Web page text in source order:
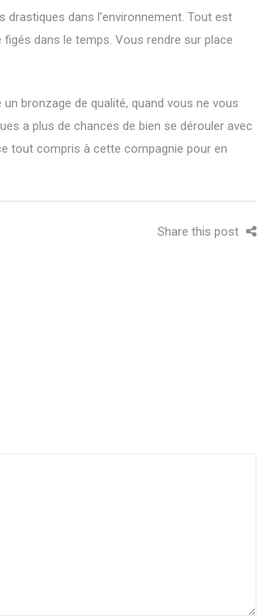
drastiques dans l’environnement. Tout est
dans le temps. Vous rendre sur place
bronzage de qualité, quand vous ne vous
a plus de chances de bien se dérouler avec
tout compris à cette compagnie pour en
Share this post